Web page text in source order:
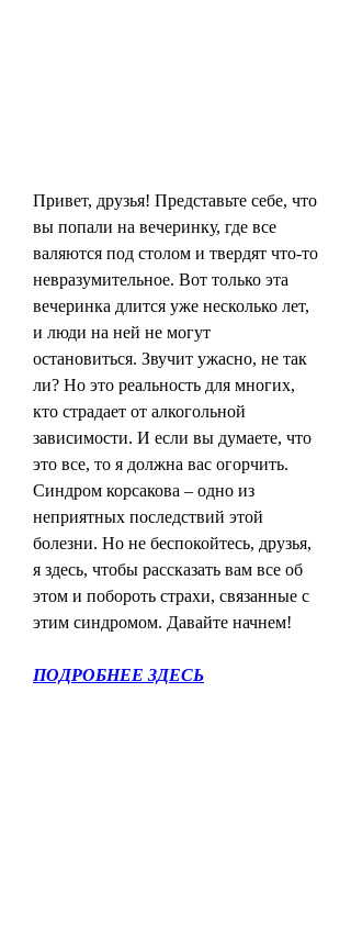
Привет, друзья! Представьте себе, что
вы попали на вечеринку, где все
валяются под столом и твердят что-то
невразумительное. Вот только эта
вечеринка длится уже несколько лет,
и люди на ней не могут
остановиться. Звучит ужасно, не так
ли? Но это реальность для многих,
кто страдает от алкогольной
зависимости. И если вы думаете, что
это все, то я должна вас огорчить.
Синдром корсакова – одно из
неприятных последствий этой
болезни. Но не беспокойтесь, друзья,
я здесь, чтобы рассказать вам все об
этом и побороть страхи, связанные с
этим синдромом. Давайте начнем!
ПОДРОБНЕЕ ЗДЕСЬ